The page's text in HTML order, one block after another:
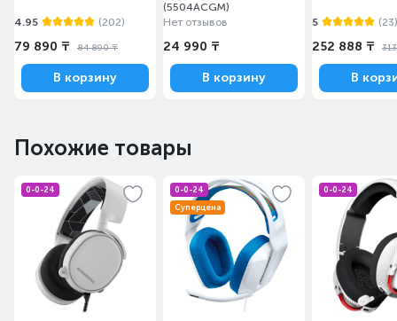
УЛЬТРА ЛЕГКАЯ
Выделяйтесь в любом месте благодаря
высококачественному дизайну премиум-класса и весу
4.95 (202)
79 890 ₸ 84 890 ₸
В корзину
(5504ACGM)
Нет отзывов
24 990 ₸
В корзину
5 (23)
252 888 ₸
В
Похожие товары
0-0-24
0-0-24
Суперцена
0-0-24